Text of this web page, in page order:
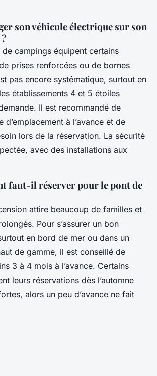
son véhicule électrique sur son
de campings équipent certains
prises renforcées ou de bornes
pas encore systématique, surtout en
établissements 4 et 5 étoiles
Il est recommandé de
d’emplacement à l’avance et de
lors de la réservation. La sécurité
avec des installations aux
faut-il réserver pour le pont de
attire beaucoup de familles et
Pour s’assurer un bon
en bord de mer ou dans un
de gamme, il est conseillé de
3 à 4 mois à l’avance. Certains
leurs réservations dès l’automne
alors un peu d’avance ne fait